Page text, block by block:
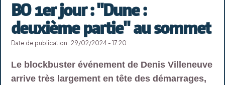
BO 1er jour : "Dune :
deuxième partie" au sommet
Date de publication : 29/02/2024 - 17:20
Le blockbuster événement de Denis Villeneuve
arrive très largement en tête des démarrages,